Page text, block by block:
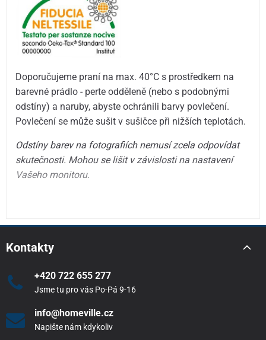
Doporučujeme praní na max. 40°C s prostředkem na
barevné prádlo - perte odděleně (nebo s podobnými
odstíny) a naruby, abyste ochránili barvy povlečení.
Povlečení se může sušit v sušičce při nižších teplotách.
Odstíny barev na fotografiích nemusí zcela odpovídat
skutečnosti. Mohou se lišit v závislosti na nastavení
Vašeho monitoru.
Kontakty
+420 722 655 277
Jsme tu pro vás Po-Pá 9-16
info@homeville.cz
Napište nám kdykoliv